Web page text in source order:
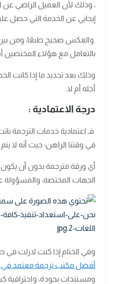
، وذلك لأن العميل الراضي عن
إيجابي عن الخدمة التي حصل
والعكس صحيح طبعًا، ومن بين
بالتعامل مع هؤلاء المختصين
وذلك بعد تحديد ما إذا كانت
أجله أم لا.
درجة الاعتمادية :
فـ اعتمادية خدمات الترجمة
في وقتنا الراهن؛ حيث أنه لا
أي ورقة مترجمة بدون أن
الجهات المختصة،
وفي الختام إذا كنت لازلت في
أفضل مكتب ترجمة معتمد في
ومستندات بجودة، واحترافية